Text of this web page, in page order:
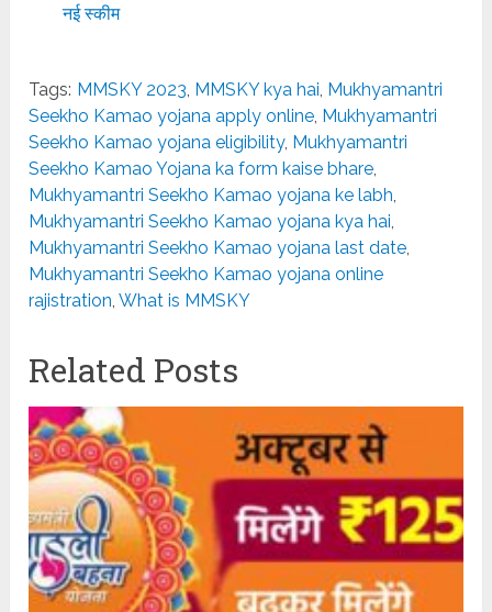
नई स्कीम
Tags: MMSKY 2023, MMSKY kya hai, Mukhyamantri
Seekho Kamao yojana apply online, Mukhyamantri
Seekho Kamao yojana eligibility, Mukhyamantri
Seekho Kamao Yojana ka form kaise bhare,
Mukhyamantri Seekho Kamao yojana ke labh,
Mukhyamantri Seekho Kamao yojana kya hai,
Mukhyamantri Seekho Kamao yojana last date,
Mukhyamantri Seekho Kamao yojana online
rajistration,What is MMSKY
Related Posts